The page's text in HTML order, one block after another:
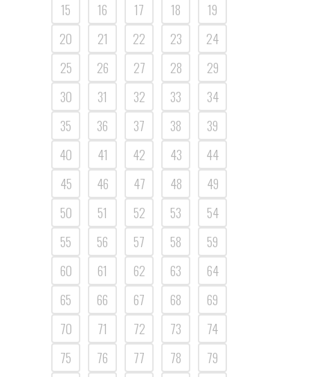
15
16 17 18
19
20
21 22 23
24
25
26 27 28
29
30
31 32 33
34
35
36 37 38
39
40
41 42 43
44
45
46 47 48
49
50
51 52 53
54
55
56 57 58
59
60
61 62 63
64
65
66 67 68
69
70
71 72 73
74
75
76 77 78
79